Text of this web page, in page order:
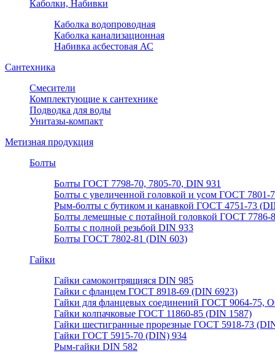
Каболки, Набивки
Каболка водопроводная
Каболка канализационная
Набивка асбестовая АС
Сантехника
Смесители
Комплектующие к сантехнике
Подводка для воды
Унитазы-компакт
Метизная продукция
Болты
Болты ГОСТ 7798-70, 7805-70, DIN 931
Болты с увеличенной головкой и усом ГОСТ 7801-
Рым-болты с бутиком и канавкой ГОСТ 4751-73
Болты лемешные с потайной головкой ГОСТ 7786-
Болты с полной резьбой DIN 933
Болты ГОСТ 7802-81 (DIN 603)
Гайки
Гайки самоконтрящияся DIN 985
Гайки с фланцем ГОСТ 8918-69 (DIN 6923)
Гайки для фланцевых соединений ГОСТ 9064-75,
Гайки колпачковые ГОСТ 11860-85 (DIN 1587)
Гайки шестигранные прорезные ГОСТ 5918-73
Гайки ГОСТ 5915-70 (DIN) 934
Рым-гайки DIN 582